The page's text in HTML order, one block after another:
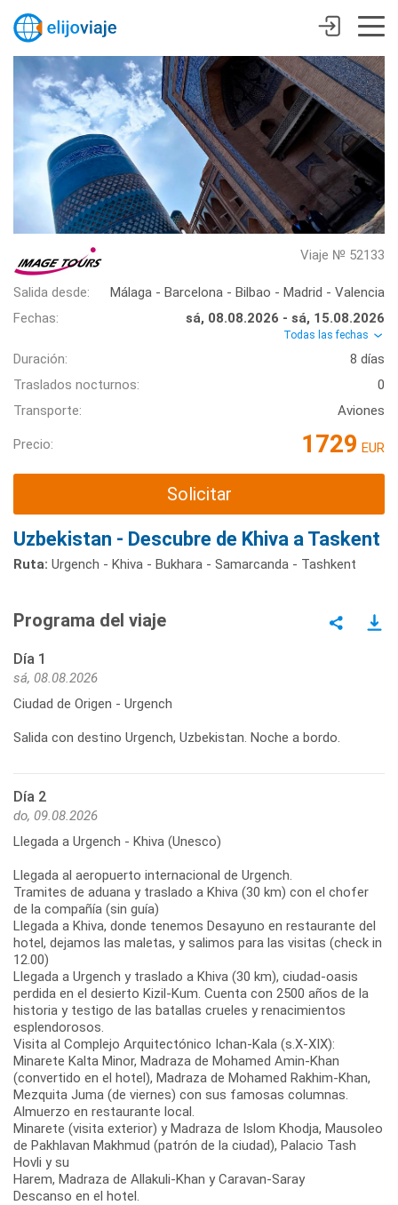
Viaje № 52133
Salida desde:
Málaga - Barcelona - Bilbao - Madrid - Valencia
Fechas:
sá, 08.08.2026 - sá, 15.08.2026
Todas las fechas
Duración:
8 días
Traslados nocturnos:
0
Transporte:
Aviones
Precio: 1729 EUR
Solicitar
Uzbekistan - Descubre de Khiva a Taskent
Ruta: Urgench - Khiva - Bukhara - Samarcanda - Tashkent
Programa del viaje
Día 1
sá, 08.08.2026
Ciudad de Origen - Urgench
Salida con destino Urgench, Uzbekistan. Noche a bordo.
Día 2
do, 09.08.2026
Llegada a Urgench - Khiva (Unesco)
Llegada al aeropuerto internacional de Urgench.
Tramites de aduana y traslado a Khiva (30 km) con el chofer
de la compañía (sin guía)
Llegada a Khiva, donde tenemos Desayuno en restaurante del
hotel, dejamos las maletas, y salimos para las visitas (check in
12.00)
Llegada a Urgench y traslado a Khiva (30 km), ciudad-oasis
perdida en el desierto Kizil-Kum. Cuenta con 2500 años de la
historia y testigo de las batallas crueles y renacimientos
esplendorosos.
Visita al Complejo Arquitectónico Ichan-Kala (s.X-XIX):
Minarete Kalta Minor, Madraza de Mohamed Amin-Khan
(convertido en el hotel), Madraza de Mohamed Rakhim-Khan,
Mezquita Juma (de viernes) con sus famosas columnas.
Almuerzo en restaurante local.
Minarete (visita exterior) y Madraza de Islom Khodja, Mausoleo
de Pakhlavan Makhmud (patrón de la ciudad), Palacio Tash
Hovli y su
Harem, Madraza de Allakuli-Khan y Caravan-Saray
Descanso en el hotel.